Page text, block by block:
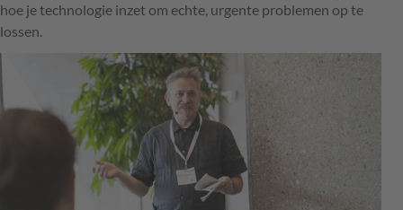
hoe je technologie inzet om echte, urgente problemen op te
lossen.